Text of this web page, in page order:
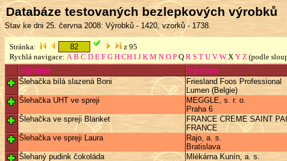
Databáze testovaných bezlepkových výrobků
Stav ke dni 25. června 2008: Výrobků - 1420, vzorků - 1738.
Stránka:
z 95
Rychlá navigace: A B C D E F G H CH I J K M N O P Q R S T U V W X Y Z (podle
Výrobek
Výrobce
Šlehačka bílá slazená Boni
Friesland Foos Professional
Lumen (Belgie)
Šlehačka UHT ve spreji
MEGGLE, s. r. o.
Praha 6
Šlehačka ve spreji Blanket
FRANCE CREME SAINT
FRANCE
Šlehačka ve spreji Laura
Rajo, a. s.
Bratislava
Šlehaný pudink čokoláda
Mlékárna Kunín, a. s.